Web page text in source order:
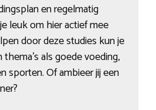
en regelmatig
leuk om hier actief mee
door deze studies kun je
als goede voeding,
sporten. Of ambieer jij een